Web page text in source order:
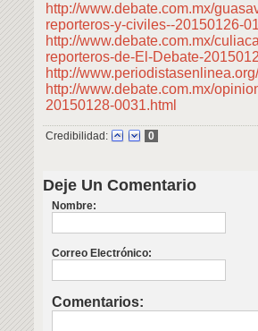
http://www.debate.com.mx/
reporteros-y-civiles--20150126-
http://www.debate.com.mx/
reporteros-de-El-Debate-
http://
http://www.debate.com.mx/
20150128-0031.html
Credibilidad: 0
Deje Un Comentario
Nombre:
Correo Electrónico:
Comentarios: